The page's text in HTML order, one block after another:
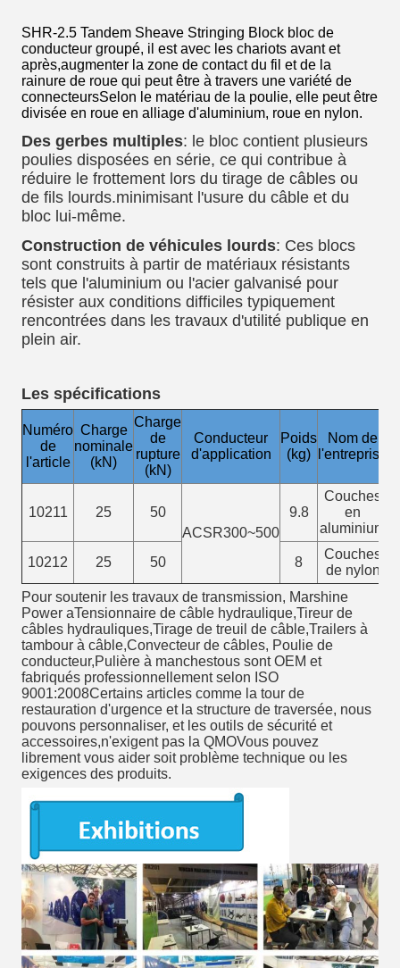
SHR-2.5 Tandem Sheave Stringing Block bloc de
conducteur groupé, il est avec les chariots avant et
après,augmenter la zone de contact du fil et de la
rainure de roue qui peut être à travers une variété de
connecteursSelon le matériau de la poulie, elle peut être
divisée en roue en alliage d'aluminium, roue en nylon.
Des gerbes multiples: le bloc contient plusieurs
poulies disposées en série, ce qui contribue à
réduire le frottement lors du tirage de câbles ou
de fils lourds.minimisant l'usure du câble et du
bloc lui-même.
Construction de véhicules lourds: Ces blocs
sont construits à partir de matériaux résistants
tels que l'aluminium ou l'acier galvanisé pour
résister aux conditions difficiles typiquement
rencontrées dans les travaux d'utilité publique en
plein air.
Les spécifications
Numéro
de
l'article
Charge
nominale
(kN)
Charge
de
rupture
(kN)
Conducteur
d'application
Poids
(kg)
Nom de
l'entreprise
10211 25
50
ACSR300~500
9.8
Couches
en
aluminium
10212 25 50 8
Couches
de nylon
Pour soutenir les travaux de transmission, Marshine
Power aTensionnaire de câble hydraulique,Tireur de
câbles hydrauliques,Tirage de treuil de câble,Trailers à
tambour à câble,Convecteur de câbles, Poulie de
conducteur,Pulière à manchestous sont OEM et
fabriqués professionnellement selon ISO
9001:2008Certains articles comme la tour de
restauration d'urgence et la structure de traversée, nous
pouvons personnaliser, et les outils de sécurité et
accessoires,n'exigent pas la QMOVous pouvez
librement vous aider soit problème technique ou les
exigences des produits.